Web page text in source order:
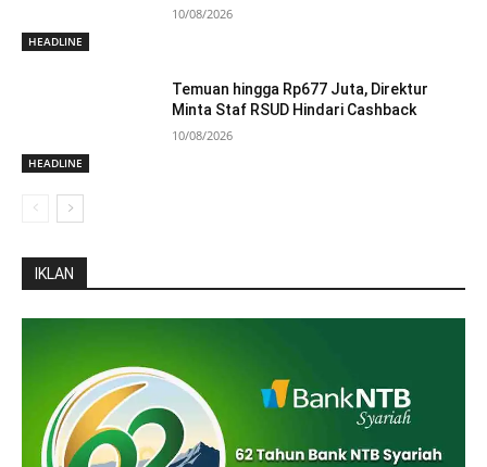
HEADLINE
10/08/2026
HEADLINE
Temuan hingga Rp677 Juta, Direktur
Minta Staf RSUD Hindari Cashback
10/08/2026
IKLAN